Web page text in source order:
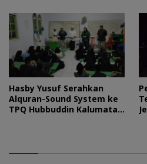
Hasby Yusuf Serahkan
Alquran-Sound System ke
TPQ Hubbuddin Kalumata